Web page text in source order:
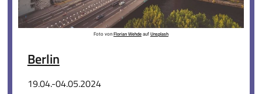
Foto von Florian Wehde auf Unsplash
Berlin
19.04.-04.05.2024